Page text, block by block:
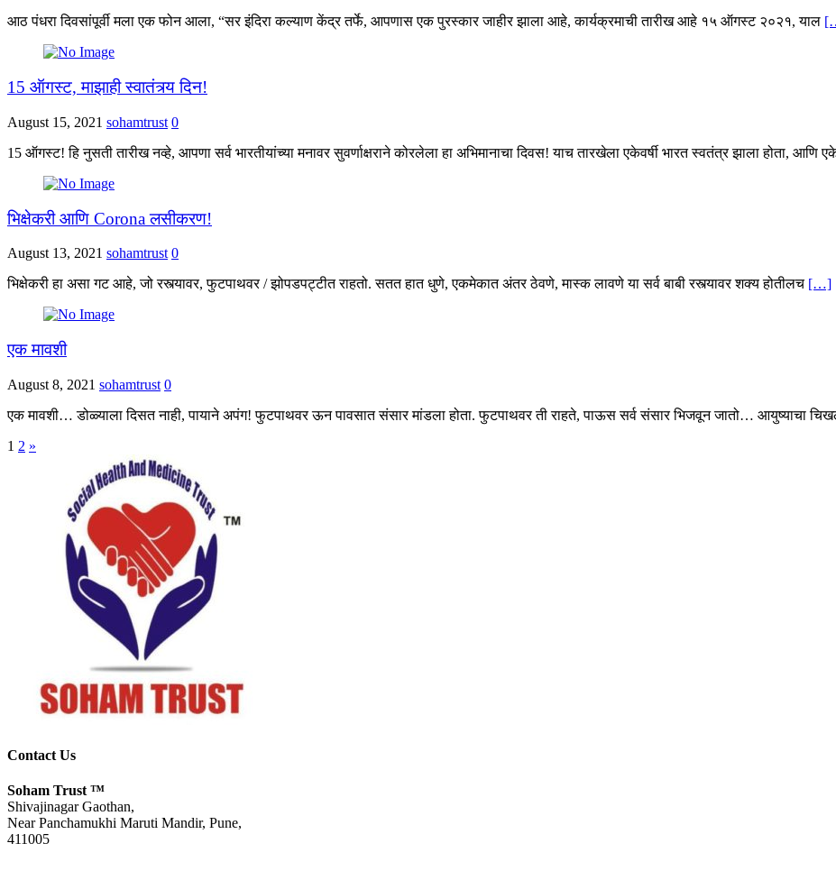
आठ पंधरा दिवसांपूर्वी मला एक फोन आला, “सर इंदिरा कल्याण केंद्र तर्फे, आपणास एक पुरस्कार जाहीर झाला आहे, कार्यक्रमाची तारीख आहे १५ ऑगस्ट २०२१, याल
15 ऑगस्ट, माझाही स्वातंत्र्य दिन!
August 15, 2021 sohamtrust 0
15 ऑगस्ट! हि नुसती तारीख नव्हे, आपणा सर्व भारतीयांच्या मनावर सुवर्णाक्षराने कोरलेला हा अभिमानाचा दिवस! याच तारखेला एकेवर्षी भारत स्वतंत्र झाला होता, आणि
भिक्षेकरी आणि Corona लसीकरण!
August 13, 2021 sohamtrust 0
भिक्षेकरी हा असा गट आहे, जो रस्त्यावर, फुटपाथवर / झोपडपट्टीत राहतो. सतत हात धुणे, एकमेकात अंतर ठेवणे, मास्क लावणे या सर्व बाबी रस्त्यावर शक्य होतीलच […]
एक मावशी
August 8, 2021 sohamtrust 0
एक मावशी… डोळ्याला दिसत नाही, पायाने अपंग! फुटपाथवर ऊन पावसात संसार मांडला होता. फुटपाथवर ती राहते, पाऊस सर्व संसार भिजवून जातो… आयुष्याचा
Posts
navigation
1 2 »
Contact Us
Soham Trust ™
Shivajinagar Gaothan,
Near Panchamukhi Maruti Mandir, Pune,
411005